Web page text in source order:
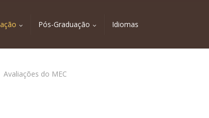
Pós-Graduação Idiomas
Avaliações do MEC